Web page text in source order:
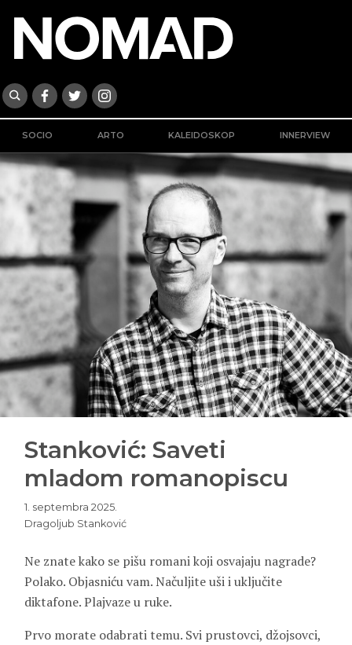
SOCIO ARTO KALEIDOSKOP INNERVIEW
Stanković: Saveti
mladom romanopiscu
1. septembra 2025.
Dragoljub Stanković
Ne znate kako se pišu romani koji osvajaju nagrade?
Polako. Objasniću vam. Načuljite uši i uključite
diktafone. Plajvaze u ruke.
Prvo morate odabrati temu. Svi prustovci, džojsovci,